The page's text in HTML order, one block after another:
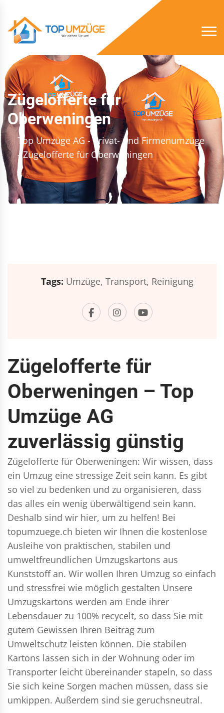
Zügelofferte für
Oberweningen
Top Umzüge AG - Privat- und Firmenumzüge
- Zügelofferte für Oberweningen
Tags: Umzüge, Transport, Reinigung
Zügelofferte für
Oberweningen – Top
Umzüge AG
zuverlässig günstig
Zügelofferte für Oberweningen: Wir wissen, dass
ein Umzug eine stressige Zeit sein kann. Es gibt
so viel zu bedenken und zu organisieren, dass
das alles ein wenig überwältigend sein kann.
Deshalb sind wir hier, um zu helfen! Bei
topumzuege.ch bieten wir Ihnen die kostenlose
Ausleihe von praktischen, stabilen und
umweltfreundlichen Umzugskartons aus
Kunststoff an. Wir wollen Ihren Umzug so einfach
und stressfrei wie möglich gestalten Unsere
Umzugskartons werden am Ende ihrer
Lebensdauer zu 100% recycelt, so dass Sie mit
gutem Gewissen Ihren Beitrag zum
Umweltschutz leisten können. Die stabilen
Kartons lassen sich in der Wohnung oder im
Transporter leicht übereinander stapeln, so dass
Sie sich keine Sorgen machen müssen, dass sie
umkippen. Außerdem sind sie geruchsneutral.